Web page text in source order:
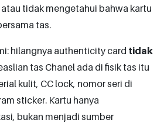
tidak mengetahui bahwa kartu
tas.
hilangnya authenticity card tidak
tas Chanel ada di fisik tas itu
kulit, CC lock, nomor seri di
sticker. Kartu hanya
bukan menjadi sumber